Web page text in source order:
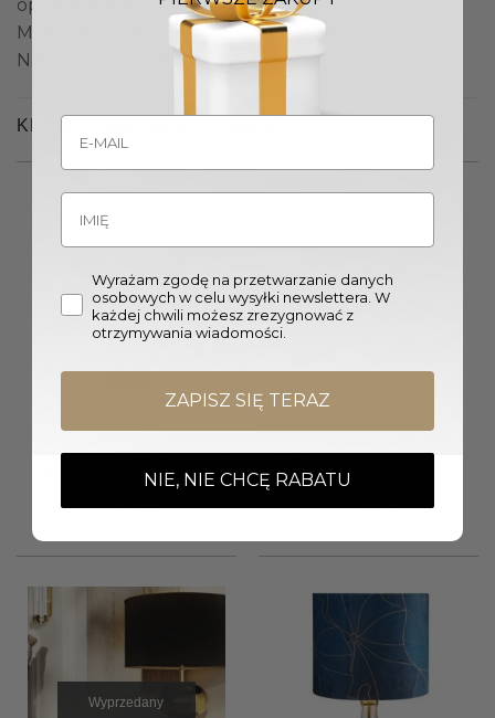
oplot tekstylny
Maksymalna moc żarówki żarowej: 40W
Napięcie: 220-240V
KLIENCI OGLĄDALI RÓWNIEŻ
szklana grafitowy okrągły
klosz styl nowoczesny JAZZ
JA G g Jupiter
611,00zł
szklana biały okrągły klosz
styl nowoczesny JAZZ JA G b
Jupiter
611,00zł
Wyprzedany
Wyrażam zgodę na przetwarzanie danych
osobowych w celu wysyłki newslettera. W
każdej chwili możesz zrezygnować z
otrzymywania wiadomości.
ZAPISZ SIĘ TERAZ
NIE, NIE CHCĘ RABATU